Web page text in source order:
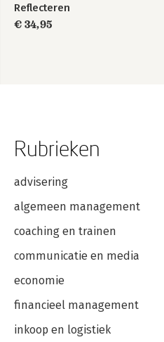
Reflecteren
€ 34,95
Rubrieken
advisering
algemeen management
coaching en trainen
communicatie en media
economie
financieel management
inkoop en logistiek